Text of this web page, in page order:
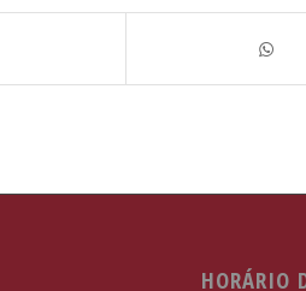
HORÁRIO